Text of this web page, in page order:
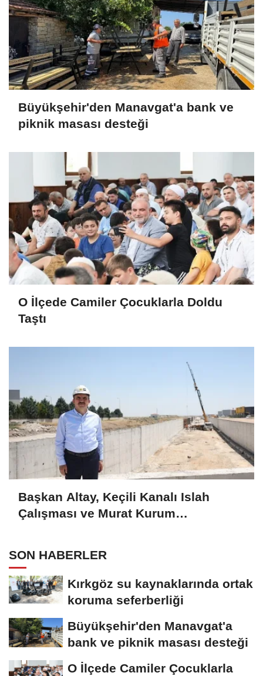
Büyükşehir'den Manavgat'a bank ve
piknik masası desteği
O İlçede Camiler Çocuklarla Doldu
Taştı
Başkan Altay, Keçili Kanalı Islah
Çalışması ve Murat Kurum
SON HABERLER
Kırkgöz su kaynaklarında ortak
koruma seferberliği
Büyükşehir'den Manavgat'a
bank ve piknik masası desteği
O İlçede Camiler Çocuklarla